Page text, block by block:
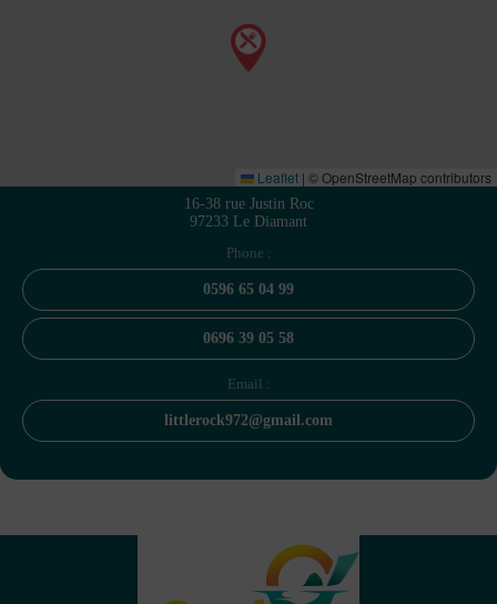
Leaflet | © OpenStreetMap contributors
16-38 rue Justin Roc
97233 Le Diamant
Phone :
0596 65 04 99
0696 39 05 58
Email :
littlerock972@gmail.com